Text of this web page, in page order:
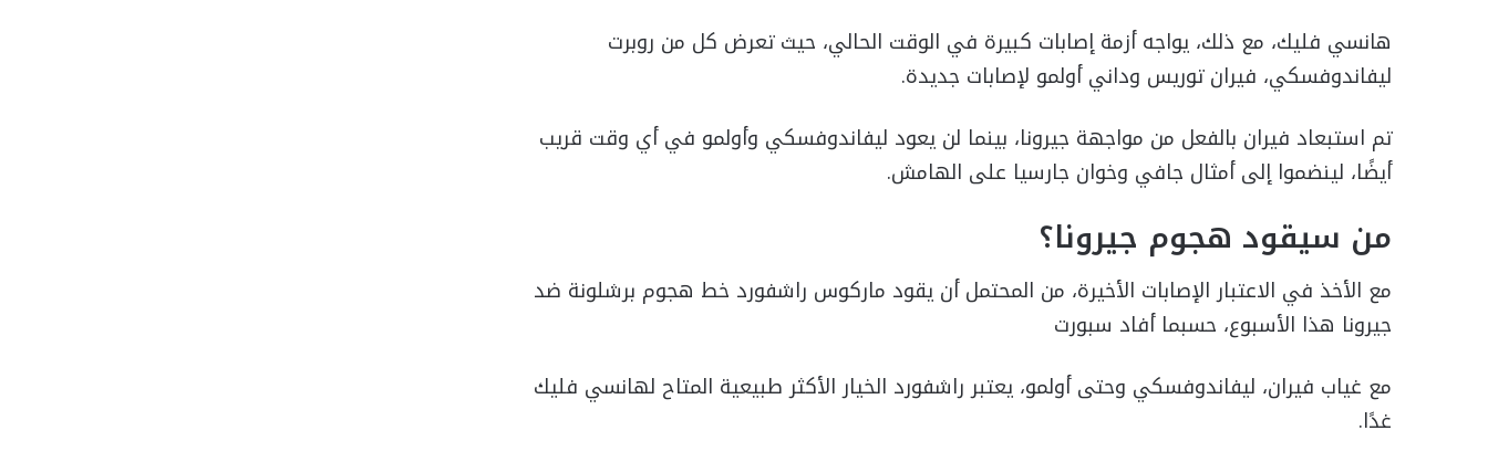
هانسي فليك، مع ذلك، يواجه أزمة إصابات كبيرة في الوقت الحالي، حيث تعرض كل من روبرت
ليفاندوفسكي، فيران توريس وداني أولمو لإصابات جديدة.
تم استبعاد فيران بالفعل من مواجهة جيرونا، بينما لن يعود ليفاندوفسكي وأولمو في أي وقت قريب
أيضًا، لينضموا إلى أمثال جافي وخوان جارسيا على الهامش.
من سيقود هجوم جيرونا؟
مع الأخذ في الاعتبار الإصابات الأخيرة، من المحتمل أن يقود ماركوس راشفورد خط هجوم برشلونة ضد
جيرونا هذا الأسبوع، حسبما أفاد سبورت
مع غياب فيران، ليفاندوفسكي وحتى أولمو، يعتبر راشفورد الخيار الأكثر طبيعية المتاح لهانسي فليك
غدًا.